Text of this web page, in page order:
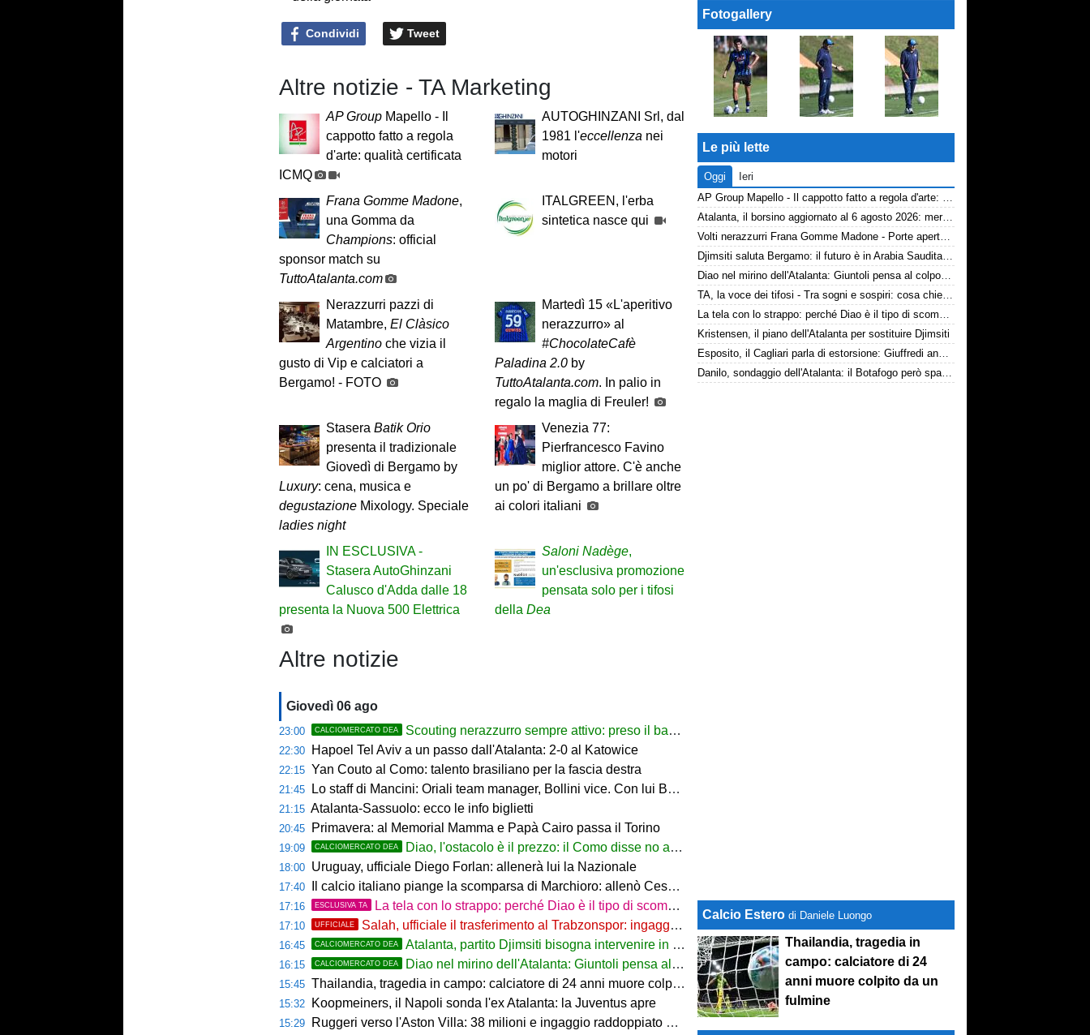
Condividi Tweet
Altre notizie - TA Marketing
AP Group Mapello - Il
cappotto fatto a regola
d'arte: qualità certificata
ICMQ
AUTOGHINZANI Srl, dal
1981 l'eccellenza nei
motori
Frana Gomme Madone,
una Gomma da
Champions: official
sponsor match su
TuttoAtalanta.com
ITALGREEN, l'erba
sintetica nasce qui
Nerazzurri pazzi di
Matambre,El Clàsico
Argentino che vizia il
gusto di Vip e calciatori a
Bergamo! - FOTO
Martedì 15 «L'aperitivo
nerazzurro» al
#ChocolateCafè
Paladina 2.0by
TuttoAtalanta.com. In palio in
regalo la maglia di Freuler!
StaseraBatik Orio
presenta il tradizionale
Giovedì di Bergamo by
Luxury: cena, musica e
degustazione Mixology. Speciale
ladies night
Venezia 77:
Pierfrancesco Favino
miglior attore. C'è anche
un po' di Bergamo a brillare oltre
ai colori italiani
IN ESCLUSIVA -
Stasera AutoGhinzani
Calusco d'Adda dalle 18
presenta la Nuova 500 Elettrica
Saloni Nadège,
un'esclusiva promozione
pensata solo per i tifosi
della Dea
Altre notizie
Giovedì 06 ago
23:00 CALCIOMERCATO DEA Scouting nerazzurro sempre attivo: preso il baby difensore 2010 Levačić
22:30 Hapoel Tel Aviv a un passo dall'Atalanta: 2-0 al Katowice
22:15 Yan Couto al Como: talento brasiliano per la fascia destra
21:45 Lo staff di Mancini: Oriali team manager, Bollini vice. Con lui Bonucci, Gagliardi e Maccarone
21:15 Atalanta-Sassuolo: ecco le info biglietti
20:45 Primavera: al Memorial Mamma e Papà Cairo passa il Torino
19:09 CALCIOMERCATO DEA Diao, l'ostacolo è il prezzo: il Como disse no a 60 milioni
18:00 Uruguay, ufficiale Diego Forlan: allenerà lui la Nazionale
17:40 Il calcio italiano piange la scomparsa di Marchioro: allenò Cesena e Milan
17:16 ESCLUSIVA TA La tela con lo strappo: perché Diao è il tipo di scommessa che Giuntoli ama
17:10 UFFICIALE Salah, ufficiale il trasferimento al Trabzonspor: ingaggio mostruoso
16:45 CALCIOMERCATO DEA Atalanta, partito Djimsiti bisogna intervenire in difesa: tutti i nomi
16:15 CALCIOMERCATO DEA Diao nel mirino dell'Atalanta: Giuntoli pensa al colpo dal Como
15:45 Thailandia, tragedia in campo: calciatore di 24 anni muore colpito da un fulmine
15:32 Koopmeiners, il Napoli sonda l'ex Atalanta: la Juventus apre
15:29 Ruggeri verso l'Aston Villa: 38 milioni e ingaggio raddoppiato a 5 Mln a stagione
Fotogallery
Le più lette
Oggi
Ieri
AP Group Mapello - Il cappotto fatto a regola d'arte: qualità certificata ICMQ
Atalanta, il borsino aggiornato al 6 agosto 2026: mercato in entrata ancora in stand-by. Si lavora sulle cessioni
Volti nerazzurri Frana Gomme Madone - Porte aperte alla New Balance Arena: i volti dei tifosi della Dea
Djimsiti saluta Bergamo: il futuro è in Arabia Saudita! Tre milioni e firma biennale
Diao nel mirino dell'Atalanta: Giuntoli pensa al colpo dal Como
TA, la voce dei tifosi - Tra sogni e sospiri: cosa chiedono davvero i tifosi dell'Atalanta
La tela con lo strappo: perché Diao è il tipo di scommessa che Giuntoli ama
Kristensen, il piano dell'Atalanta per sostituire Djimsiti
Esposito, il Cagliari parla di estorsione: Giuffredi annuncia denuncia
Danilo, sondaggio dell'Atalanta: il Botafogo però spara alto
Calcio Estero di Daniele Luongo
Thailandia, tragedia in
campo: calciatore di 24
anni muore colpito da un
fulmine